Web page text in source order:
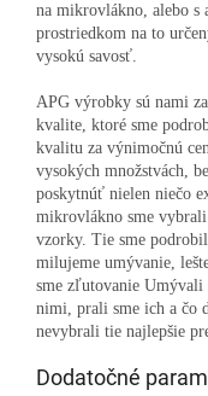
na mikrovlákno, alebo s
prostriedkom na to
vysokú savosť.
APG výrobky sú nami
kvalite, ktoré sme
kvalitu za výnimočnú
vysokých množstvách,
poskytnúť nielen niečo
mikrovlákno sme
vzorky. Tie sme
milujeme umývanie,
sme zľutovanie Umývali
nimi, prali sme ich a čo
nevybrali tie najlepšie
Dodatočné